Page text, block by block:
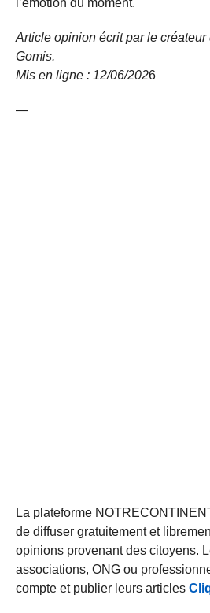
l’émotion du moment.
Article opinion écrit par le
Gomis.
Mis en ligne : 12/06/2026
—
La plateforme
de diffuser gratuitement et
opinions provenant des citoyens.
associations, ONG ou
compte et publier leurs articles